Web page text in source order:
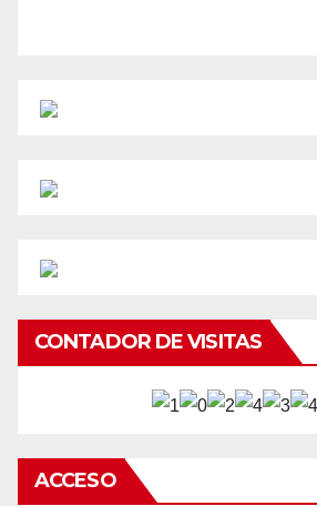
CONTADOR DE VISITAS
ACCESO